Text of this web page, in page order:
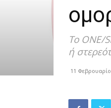
Το ONE/
ή
11